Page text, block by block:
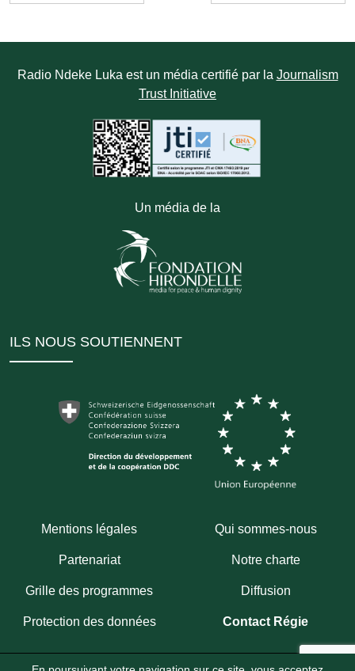
Radio Ndeke Luka est un média certifié par la Journalism
Trust Initiative
Un média de la
ILS NOUS SOUTIENNENT
Mentions légales Qui sommes-nous
Partenariat Notre charte
Grille des programmes Diffusion
Protection des données Contact Régie